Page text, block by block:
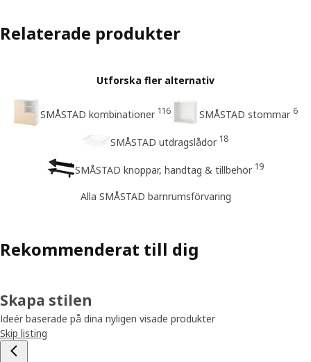
Relaterade produkter
Utforska fler alternativ
SMÅSTAD kombinationer 116 SMÅSTAD stommar 6
SMÅSTAD utdragslådor 18
SMÅSTAD knoppar, handtag & tillbehör 19
Alla SMÅSTAD barnrumsförvaring
Rekommenderat till dig
Skapa stilen
Ideér baserade på dina nyligen visade produkter
Skip listing